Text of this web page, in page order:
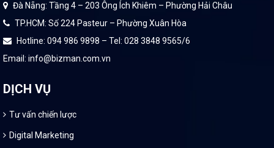
Đà Nẵng: Tầng 4 – 203 Ông Ích Khiêm – Phường Hải Châu
TP.HCM: Số 224 Pasteur – Phường Xuân Hòa
Hotline: 094 986 9898 – Tel: 028 3848 9565/6
Email: info@bizman.com.vn
DỊCH VỤ
Tư vấn chiến lược
Digital Marketing